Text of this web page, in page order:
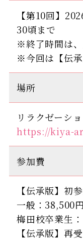
【第10回】
30頃まで
※終了時間は、
※今回は【伝
場所
リラクゼーシ
https://kiya-
参加費
【伝承版】初
一般：38,500
梅田校卒業生
【伝承版】再